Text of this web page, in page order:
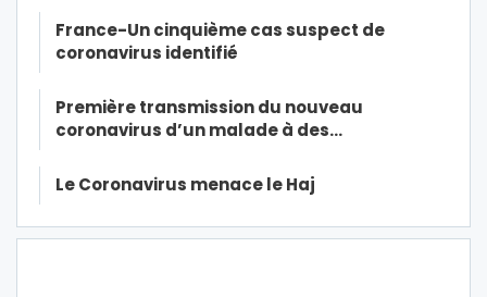
France-Un cinquième cas suspect de
coronavirus identifié
Première transmission du nouveau
coronavirus d’un malade à des…
Le Coronavirus menace le Haj